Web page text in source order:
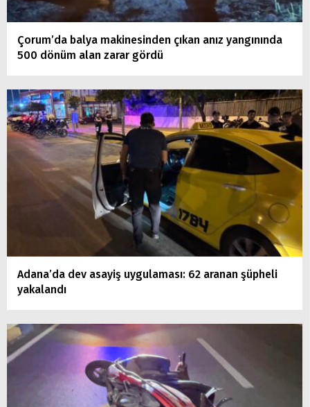
Çorum’da balya makinesinden çıkan anız yangınında
500 dönüm alan zarar gördü
Adana’da dev asayiş uygulaması: 62 aranan şüpheli
yakalandı